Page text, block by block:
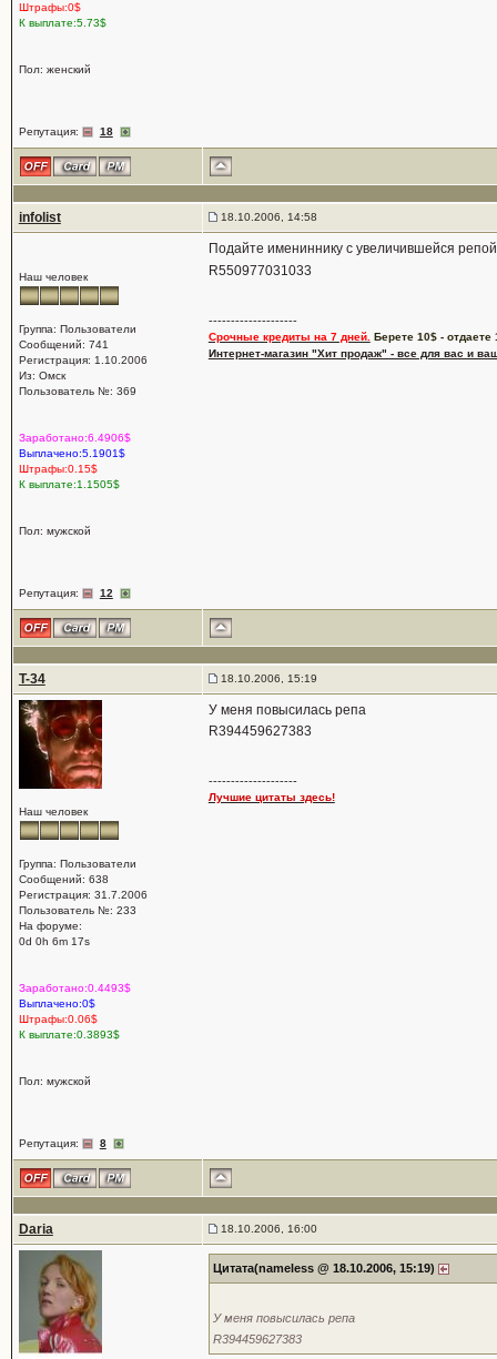
Штрафы:0$
К выплате:5.73$
Пол: женский
Репутация: 18
infolist 18.10.2006, 14:58
Наш человек
Группа: Пользователи
Сообщений: 741
Регистрация: 1.10.2006
Из: Омск
Пользователь №: 369
Заработано:6.4906$
Выплачено:5.1901$
Штрафы:0.15$
К выплате:1.1505$
Пол: мужской
Репутация: 12
Подайте имениннику с увеличившейся
R550977031033
--------------------
Срочные кредиты на 7 дней. Берете 10$ - отдаете
Интернет-магазин "Хит продаж" - все для вас и
T-34 18.10.2006, 15:19
Наш человек
Группа: Пользователи
Сообщений: 638
Регистрация: 31.7.2006
Пользователь №: 233
На форуме:
0d 0h 6m 17s
Заработано:0.4493$
Выплачено:0$
Штрафы:0.06$
К выплате:0.3893$
Пол: мужской
Репутация: 8
У меня повысилась репа
R394459627383
--------------------
Лучшие цитаты здесь!
Daria 18.10.2006, 16:00
Цитата(nameless @ 18.10.2006, 15:19)
У меня повысилась репа
R394459627383